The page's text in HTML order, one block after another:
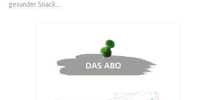
gesunder Snack...